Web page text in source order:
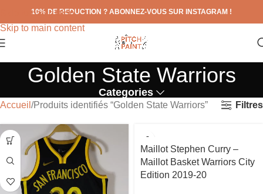
Skip to navigation
Skip to main content
10% DE REDUCTION ? ABONNEZ-VOUS SUR INSTAGRAM !
Golden State Warriors
Categories
Accueil Produits identifiés “Golden State Warriors” Filtres
Maillot Stephen Curry –
Maillot Basket Warriors City
Edition 2019-20